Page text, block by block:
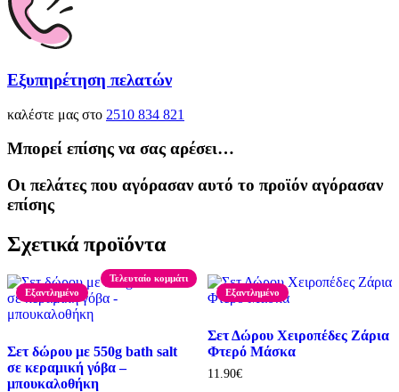
Εξυπηρέτηση πελατών
καλέστε μας στο 2510 834 821
Μπορεί επίσης να σας αρέσει…
Οι πελάτες που αγόρασαν αυτό το προϊόν αγόρασαν
επίσης
Σχετικά προϊόντα
Εξαντλημένο
Τελευταίο κομμάτι
Σετ δώρου με 550g bath salt
σε κεραμική γόβα –
μπουκαλοθήκη
Εξαντλημένο
Σετ Δώρου Χειροπέδες Ζάρια
Φτερό Μάσκα
11.90€